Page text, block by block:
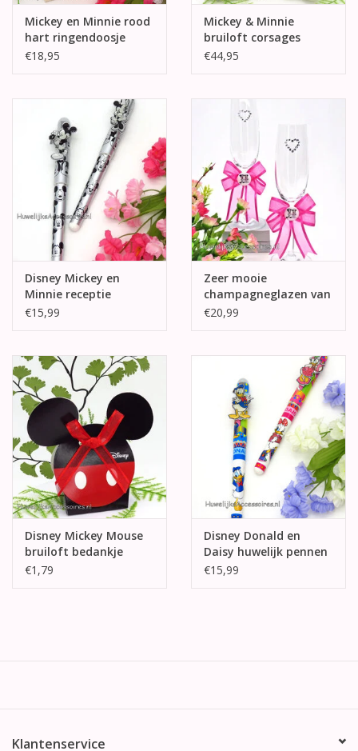
Mickey en Minnie rood
hart ringendoosje
€18,95
Mickey & Minnie
bruiloft corsages
€44,95
Disney Mickey en
Minnie receptie
pennen
€15,99
Zeer mooie
champagneglazen van
Mickey en Minnie
€20,99
Disney Mickey Mouse
bruiloft bedankje
€1,79
Disney Donald en
Daisy huwelijk pennen
€15,99
Klantenservice